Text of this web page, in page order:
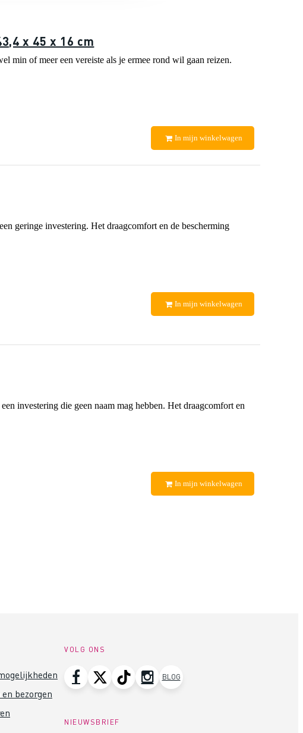
x 45 x 16 cm
min of meer een vereiste als je ermee rond wil gaan reizen.
In mijn winkelwagen
geringe investering. Het draagcomfort en de bescherming
In mijn winkelwagen
investering die geen naam mag hebben. Het draagcomfort en
In mijn winkelwagen
bezorgen
VOLG ONS
BLOG
NIEUWSBRIEF